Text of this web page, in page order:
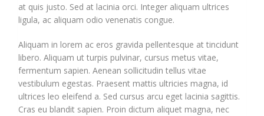
at quis justo. Sed at lacinia orci. Integer aliquam ultrices
ligula, ac aliquam odio venenatis congue.
Aliquam in lorem ac eros gravida pellentesque at tincidunt
libero. Aliquam ut turpis pulvinar, cursus metus vitae,
fermentum sapien. Aenean sollicitudin tellus vitae
vestibulum egestas. Praesent mattis ultricies magna, id
ultrices leo eleifend a. Sed cursus arcu eget lacinia sagittis.
Cras eu blandit sapien. Proin dictum aliquet magna, nec